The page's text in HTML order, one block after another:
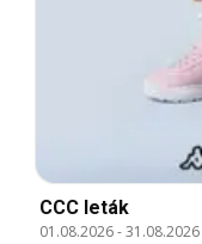
CCC leták
01.08.2026-31.08.2026